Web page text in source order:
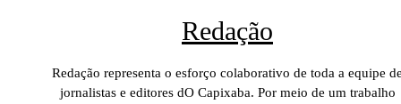
Redação
Redação representa o esforço colaborativo de toda a equipe
jornalistas e editores dO Capixaba. Por meio de um trabalho